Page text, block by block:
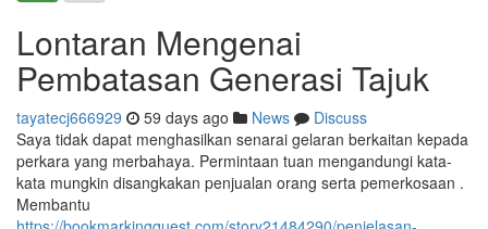
Lontaran Mengenai
Pembatasan Generasi Tajuk
tayatecj666929 59 days ago News
Discuss
Saya tidak dapat menghasilkan senarai gelaran berkaitan kepada
perkara yang merbahaya. Permintaan tuan mengandungi kata-
kata mungkin disangkakan penjualan orang serta pemerkosaan .
Membantu